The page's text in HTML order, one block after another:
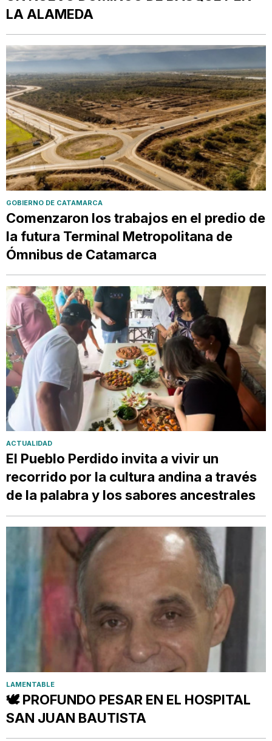
LA ALAMEDA
GOBIERNO DE CATAMARCA
Comenzaron los trabajos en el predio de
la futura Terminal Metropolitana de
Ómnibus de Catamarca
ACTUALIDAD
El Pueblo Perdido invita a vivir un
recorrido por la cultura andina a través
de la palabra y los sabores ancestrales
LAMENTABLE
🕊️ PROFUNDO PESAR EN EL HOSPITAL
SAN JUAN BAUTISTA